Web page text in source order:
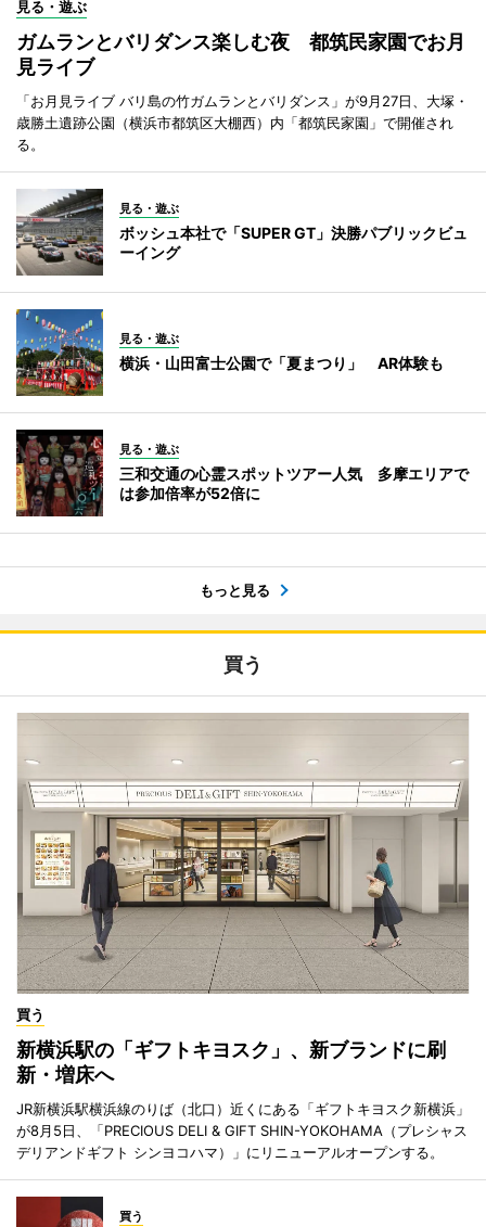
見る・遊ぶ
ガムランとバリダンス楽しむ夜 都筑民家園でお月
見ライブ
「お月見ライブ バリ島の竹ガムランとバリダンス」が9月27日、大塚・
歳勝土遺跡公園（横浜市都筑区大棚西）内「都筑民家園」で開催され
る。
見る・遊ぶ
ボッシュ本社で「SUPER GT」決勝パブリックビュ
ーイング
見る・遊ぶ
横浜・山田富士公園で「夏まつり」 AR体験も
見る・遊ぶ
三和交通の心霊スポットツアー人気 多摩エリアで
は参加倍率が52倍に
もっと見る
買う
買う
新横浜駅の「ギフトキヨスク」、新ブランドに刷
新・増床へ
JR新横浜駅横浜線のりば（北口）近くにある「ギフトキヨスク新横浜」
が8月5日、「PRECIOUS DELI & GIFT SHIN-YOKOHAMA（プレシャス
デリアンドギフト シンヨコハマ）」にリニューアルオープンする。
買う